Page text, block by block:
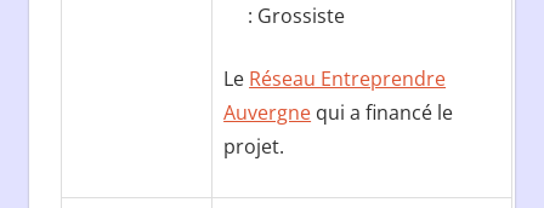
: Grossiste
Le Réseau Entreprendre
Auvergne qui a financé le
projet.